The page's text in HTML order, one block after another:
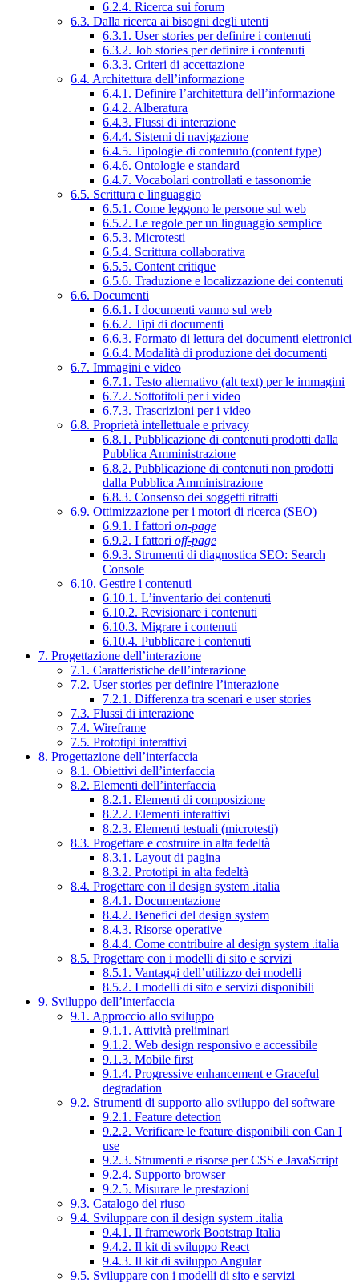
6.2.4. Ricerca sui forum
6.3. Dalla ricerca ai bisogni degli utenti
6.3.1. User stories per definire i contenuti
6.3.2. Job stories per definire i contenuti
6.3.3. Criteri di accettazione
6.4. Architettura dell’informazione
6.4.1. Definire l’architettura dell’informazione
6.4.2. Alberatura
6.4.3. Flussi di interazione
6.4.4. Sistemi di navigazione
6.4.5. Tipologie di contenuto (content type)
6.4.6. Ontologie e standard
6.4.7. Vocabolari controllati e tassonomie
6.5. Scrittura e linguaggio
6.5.1. Come leggono le persone sul web
6.5.2. Le regole per un linguaggio semplice
6.5.3. Microtesti
6.5.4. Scrittura collaborativa
6.5.5. Content critique
6.5.6. Traduzione e localizzazione dei contenuti
6.6. Documenti
6.6.1. I documenti vanno sul web
6.6.2. Tipi di documenti
6.6.3. Formato di lettura dei documenti elettronici
6.6.4. Modalità di produzione dei documenti
6.7. Immagini e video
6.7.1. Testo alternativo (alt text) per le immagini
6.7.2. Sottotitoli per i video
6.7.3. Trascrizioni per i video
6.8. Proprietà intellettuale e privacy
6.8.1. Pubblicazione di contenuti prodotti dalla
Pubblica Amministrazione
6.8.2. Pubblicazione di contenuti non prodotti
dalla Pubblica Amministrazione
6.8.3. Consenso dei soggetti ritratti
6.9. Ottimizzazione per i motori di ricerca (SEO)
6.9.1. I fattori on-page
6.9.2. I fattori off-page
6.9.3. Strumenti di diagnostica SEO: Search
Console
6.10. Gestire i contenuti
6.10.1. L’inventario dei contenuti
6.10.2. Revisionare i contenuti
6.10.3. Migrare i contenuti
6.10.4. Pubblicare i contenuti
7. Progettazione dell’interazione
7.1. Caratteristiche dell’interazione
7.2. User stories per definire l’interazione
7.2.1. Differenza tra scenari e user stories
7.3. Flussi di interazione
7.4. Wireframe
7.5. Prototipi interattivi
8. Progettazione dell’interfaccia
8.1. Obiettivi dell’interfaccia
8.2. Elementi dell’interfaccia
8.2.1. Elementi di composizione
8.2.2. Elementi interattivi
8.2.3. Elementi testuali (microtesti)
8.3. Progettare e costruire in alta fedeltà
8.3.1. Layout di pagina
8.3.2. Prototipi in alta fedeltà
8.4. Progettare con il design system .italia
8.4.1. Documentazione
8.4.2. Benefici del design system
8.4.3. Risorse operative
8.4.4. Come contribuire al design system .italia
8.5. Progettare con i modelli di sito e servizi
8.5.1. Vantaggi dell’utilizzo dei modelli
8.5.2. I modelli di sito e servizi disponibili
9. Sviluppo dell’interfaccia
9.1. Approccio allo sviluppo
9.1.1. Attività preliminari
9.1.2. Web design responsivo e accessibile
9.1.3. Mobile first
9.1.4. Progressive enhancement e Graceful
degradation
9.2. Strumenti di supporto allo sviluppo del software
9.2.1. Feature detection
9.2.2. Verificare le feature disponibili con Can I
use
9.2.3. Strumenti e risorse per CSS e JavaScript
9.2.4. Supporto browser
9.2.5. Misurare le prestazioni
9.3. Catalogo del riuso
9.4. Sviluppare con il design system .italia
9.4.1. Il framework Bootstrap Italia
9.4.2. Il kit di sviluppo React
9.4.3. Il kit di sviluppo Angular
9.5. Sviluppare con i modelli di sito e servizi